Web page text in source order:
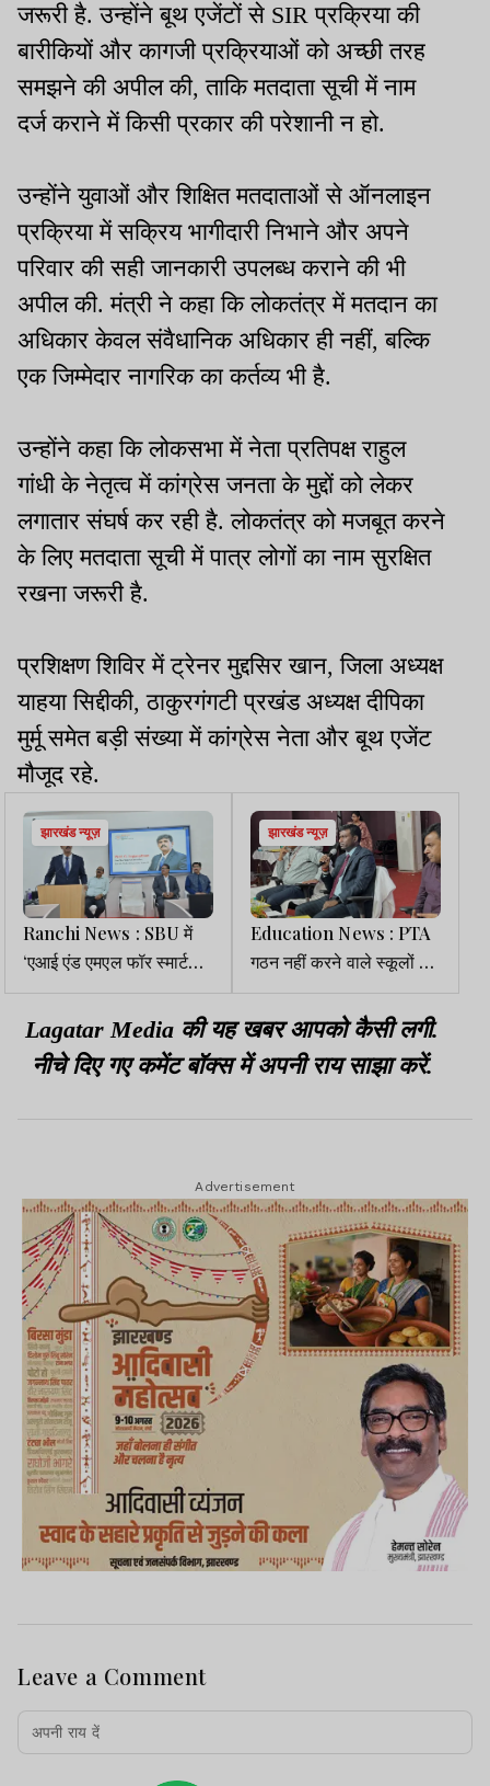
जरूरी है. उन्होंने बूथ एजेंटों से SIR प्रक्रिया की
बारीकियों और कागजी प्रक्रियाओं को अच्छी तरह
समझने की अपील की, ताकि मतदाता सूची में नाम
दर्ज कराने में किसी प्रकार की परेशानी न हो.
उन्होंने युवाओं और शिक्षित मतदाताओं से ऑनलाइन
प्रक्रिया में सक्रिय भागीदारी निभाने और अपने
परिवार की सही जानकारी उपलब्ध कराने की भी
अपील की. मंत्री ने कहा कि लोकतंत्र में मतदान का
अधिकार केवल संवैधानिक अधिकार ही नहीं, बल्कि
एक जिम्मेदार नागरिक का कर्तव्य भी है.
उन्होंने कहा कि लोकसभा में नेता प्रतिपक्ष राहुल
गांधी के नेतृत्व में कांग्रेस जनता के मुद्दों को लेकर
लगातार संघर्ष कर रही है. लोकतंत्र को मजबूत करने
के लिए मतदाता सूची में पात्र लोगों का नाम सुरक्षित
रखना जरूरी है.
प्रशिक्षण शिविर में ट्रेनर मुद्दसिर खान, जिला अध्यक्ष
याहया सिद्दीकी, ठाकुरगंगटी प्रखंड अध्यक्ष दीपिका
मुर्मू समेत बड़ी संख्या में कांग्रेस नेता और बूथ एजेंट
मौजूद रहे.
झारखंड न्यूज़
Ranchi News : SBU में
‘एआई एंड एमएल फॉर स्मार्ट
टीचिंग’ पर शिक्षक प्रशिक्षण
कार्यक्रम आयोजित
झारखंड न्यूज़
Education News : PTA
गठन नहीं करने वाले स्कूलों पर
होगी कार्रवाई, फीस बढ़ोतरी पर
भी सख्ती
Lagatar Media की यह खबर आपको कैसी लगी.
नीचे दिए गए कमेंट बॉक्स में अपनी राय साझा करें.
Advertisement
Leave a Comment